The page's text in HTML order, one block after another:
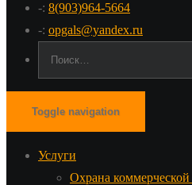
-: 8(903)964-5664
-: opgals@yandex.ru
Toggle navigation
Услуги
Охрана